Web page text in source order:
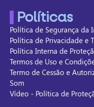
Políticas
Política de Segurança da
Política de Privacidade e
Política Interna de
Termos de Uso e
Termo de Cessão e
Som
Vídeo - Política de